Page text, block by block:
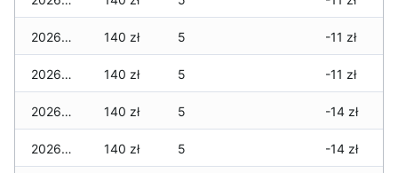
2026-03-09 140 zł 5 -11 zł
2026-03-08 140 zł 5 -11 zł
2026-03-07 140 zł 5 -14 zł
2026-03-06 140 zł 5 -14 zł